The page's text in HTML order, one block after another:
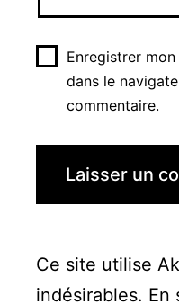
Enregistrer
dans le
commentaire.
Ce site utilise
indésirables. En